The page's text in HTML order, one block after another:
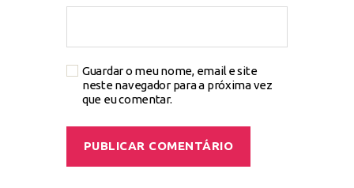
Guardar o meu nome, email e site
neste navegador para a próxima vez
que eu comentar.